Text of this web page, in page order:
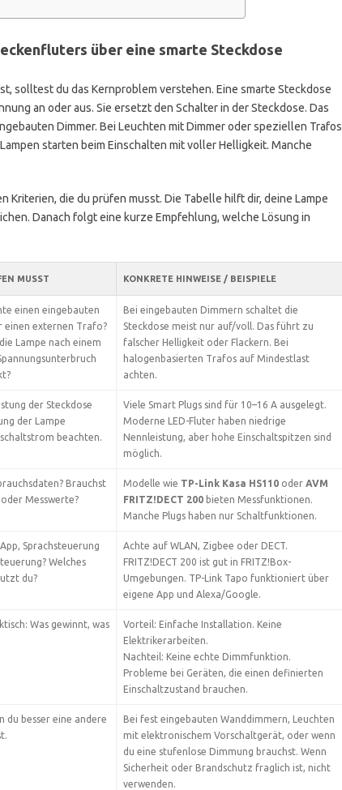
über eine smarte Steckdose
solltest du das Kernproblem verstehen. Eine smarte Steckdose
an oder aus. Sie ersetzt den Schalter in der Steckdose. Das
Dimmer. Bei Leuchten mit Dimmer oder speziellen Trafos
starten beim Einschalten mit voller Helligkeit. Manche
Kriterien, die du prüfen musst. Die Tabelle hilft dir, deine Lampe
Danach folgt eine kurze Empfehlung, welche Lösung in
MUSST KONKRETE HINWEISE / BEISPIELE
einen eingebauten
einen externen Trafo?
Lampe nach einem
Bei eingebauten Dimmern schaltet die
Steckdose meist nur auf/voll. Das führt zu
falscher Helligkeit oder Flackern. Bei
halogenbasierten Trafos auf Mindestlast
achten.
der Steckdose
der Lampe
beachten.
Viele Smart Plugs sind für 10–16 A ausgelegt.
Moderne LED-Fluter haben niedrige
Nennleistung, aber hohe Einschaltspitzen sind
möglich.
Brauchst
Messwerte?
Modelle wie TP-Link Kasa HS110oder AVM
FRITZ!DECT 200bieten Messfunktionen.
Manche Plugs haben nur Schaltfunktionen.
Sprachsteuerung
Welches
du?
Achte auf WLAN, Zigbee oder DECT.
FRITZ!DECT 200 ist gut in FRITZ!Box-
Umgebungen. TP-Link Tapo funktioniert über
eigene App und Alexa/Google.
Was gewinnt, was
Vorteil: Einfache Installation. Keine
Elektrikerarbeiten.
Nachteil: Keine echte Dimmfunktion.
Probleme bei Geräten, die einen definierten
Einschaltzustand brauchen.
du besser eine andere
Bei fest eingebauten Wanddimmern, Leuchten
mit elektronischem Vorschaltgerät, oder wenn
du eine stufenlose Dimmung brauchst. Wenn
Sicherheit oder Brandschutz fraglich ist, nicht
verwenden.